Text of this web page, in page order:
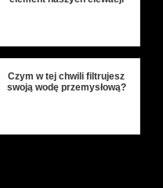
Czym w tej chwili filtrujesz
swoją wodę przemysłową?